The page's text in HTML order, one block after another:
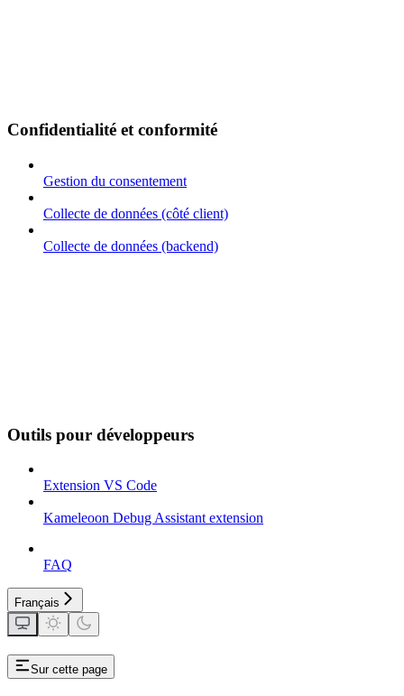
Confidentialité et conformité
Gestion du consentement
Collecte de données (côté client)
Collecte de données (backend)
Outils pour développeurs
Extension VS Code
Kameleoon Debug Assistant extension
FAQ
Français
Sur cette page